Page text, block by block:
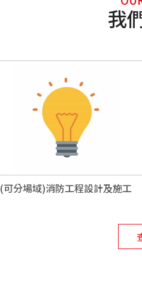
我
(可分場域)消防工程設計及施工